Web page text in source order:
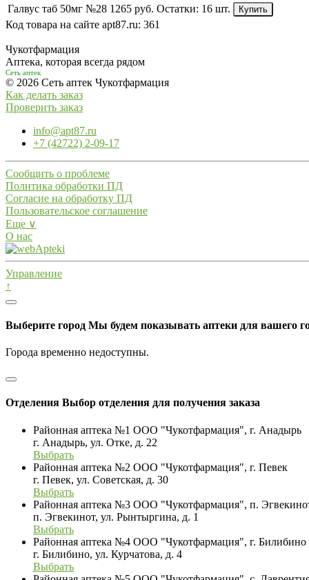
Галвус таб 50мг №28 1265 руб. Остатки: 16 шт. Купить
Код товара на сайте apt87.ru: 361
Чукотфармация
Аптека, которая всегда рядом
Сеть аптек
© 2026 Сеть аптек Чукотфармация
Как делать заказ
Проверить заказ
info@apt87.ru
+7 (42722) 2-09-17
Сообщить о проблеме
Политика обработки ПД
Согласие на обработку ПД
Пользовательское соглашение
Еще ∨
О нас
Управление
↑
Выберите город Мы будем показывать аптеки для вашего
Города временно недоступны.
Отделения Выбор отделения для получения заказа
Районная аптека №1 ООО "Чукотфармация", г. Анадырь
г. Анадырь, ул. Отке, д. 22
Выбрать
Районная аптека №2 ООО "Чукотфармация", г. Певек
г. Певек, ул. Советская, д. 30
Выбрать
Районная аптека №3 ООО "Чукотфармация", п.
п. Эгвекинот, ул. Рынтыргина, д. 1
Выбрать
Районная аптека №4 ООО "Чукотфармация", г. Билибино
г. Билибино, ул. Курчатова, д. 4
Выбрать